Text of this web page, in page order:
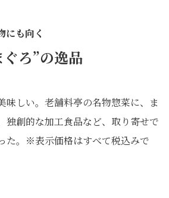
にも向く
ろ”の逸品
味しい。老舗料亭の名物惣菜に、ま
独創的な加工食品など、取り寄せで
。 ※表示価格はすべて税込みで